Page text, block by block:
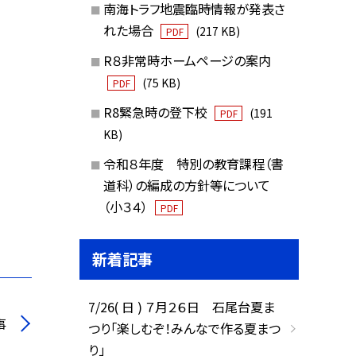
南海トラフ地震臨時情報が発表さ
れた場合
PDF (217 KB)
R８非常時ホームページの案内
PDF (75 KB)
R8緊急時の登下校 PDF
(191
KB)
令和８年度 特別の教育課程（書
道科）の編成の方針等について
（小３４）
PDF
新着記事
7/26( 日 ) ７月２６日 石尾台夏ま
つり「楽しむぞ！みんなで作る夏まつ
り」